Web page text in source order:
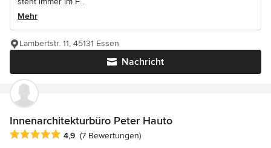
Mehr
Nachricht
Lambertstr. 11, 45131 Essen
Innenarchitekturbüro Peter Hauto
Durchschnittliche Bewertung: 4.9 von 5 Sternen
4,9 (7 Bewertungen)